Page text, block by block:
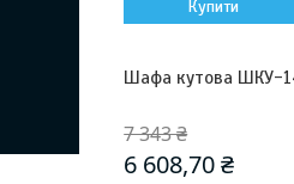
Купити
Шафа кутова ШКУ-
7 343 ₴
6 608,70 ₴